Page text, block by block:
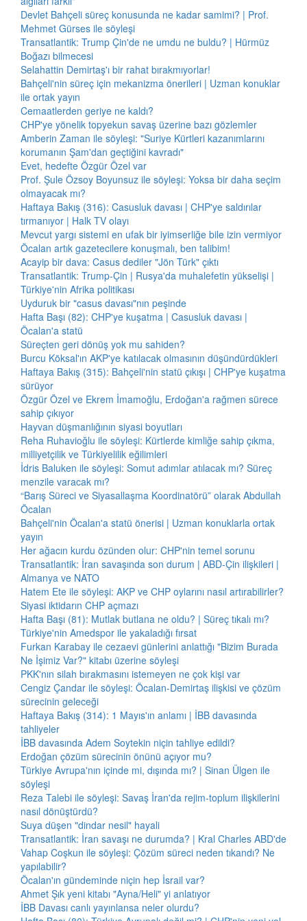
Devlet Bahçeli süreç konusunda ne kadar samimi? | Prof.
Mehmet Gürses ile söyleşi
Transatlantik: Trump Çin'de ne umdu ne buldu? | Hürmüz
Boğazı bilmecesi
Selahattin Demirtaş'ı bir rahat bırakmıyorlar!
Bahçeli'nin süreç için mekanizma önerileri | Uzman konuklar
ile ortak yayın
Cemaatlerden geriye ne kaldı?
CHP'ye yönelik topyekun savaş üzerine bazı gözlemler
Amberin Zaman ile söyleşi: "Suriye Kürtleri kazanımlarını
korumanın Şam'dan geçtiğini kavradı"
Evet, hedefte Özgür Özel var
Prof. Şule Özsoy Boyunsuz ile söyleşi: Yoksa bir daha seçim
olmayacak mı?
Haftaya Bakış (316): Casusluk davası | CHP'ye saldırılar
tırmanıyor | Halk TV olayı
Mevcut yargı sistemi en ufak bir iyimserliğe bile izin vermiyor
Öcalan artık gazetecilere konuşmalı, ben talibim!
Acayip bir dava: Casus dediler "Jön Türk" çıktı
Transatlantik: Trump-Çin | Rusya'da muhalefetin yükselişi |
Türkiye'nin Afrika politikası
Uyduruk bir "casus davası"nın peşinde
Hafta Başı (82): CHP'ye kuşatma | Casusluk davası |
Öcalan'a statü
Süreçten geri dönüş yok mu sahiden?
Burcu Köksal'ın AKP'ye katılacak olmasının düşündürdükleri
Haftaya Bakış (315): Bahçeli'nin statü çıkışı | CHP'ye kuşatma
sürüyor
Özgür Özel ve Ekrem İmamoğlu, Erdoğan'a rağmen sürece
sahip çıkıyor
Hayvan düşmanlığının siyasi boyutları
Reha Ruhavioğlu ile söyleşi: Kürtlerde kimliğe sahip çıkma,
milliyetçilik ve Türkiyelilik eğilimleri
İdris Baluken ile söyleşi: Somut adımlar atılacak mı? Süreç
menzile varacak mı?
“Barış Süreci ve Siyasallaşma Koordinatörü” olarak Abdullah
Öcalan
Bahçeli'nin Öcalan'a statü önerisi | Uzman konuklarla ortak
yayın
Her ağacın kurdu özünden olur: CHP'nin temel sorunu
Transatlantik: İran savaşında son durum | ABD-Çin ilişkileri |
Almanya ve NATO
Hatem Ete ile söyleşi: AKP ve CHP oylarını nasıl artırabilirler?
Siyasi iktidarın CHP açmazı
Hafta Başı (81): Mutlak butlana ne oldu? | Süreç tıkalı mı?
Türkiye'nin Amedspor ile yakaladığı fırsat
Furkan Karabay ile cezaevi günlerini anlattığı "Bizim Burada
Ne İşimiz Var?" kitabı üzerine söyleşi
PKK'nın silah bırakmasını istemeyen ne çok kişi var
Cengiz Çandar ile söyleşi: Öcalan-Demirtaş ilişkisi ve çözüm
sürecinin geleceği
Haftaya Bakış (314): 1 Mayıs'ın anlamı | İBB davasında
tahliyeler
İBB davasında Adem Soytekin niçin tahliye edildi?
Erdoğan çözüm sürecinin önünü açıyor mu?
Türkiye Avrupa'nın içinde mi, dışında mı? | Sinan Ülgen ile
söyleşi
Reza Talebi ile söyleşi: Savaş İran'da rejim-toplum ilişkilerini
nasıl dönüştürdü?
Suya düşen "dindar nesil" hayali
Transatlantik: İran savaşı ne durumda? | Kral Charles ABD'de
Vahap Coşkun ile söyleşi: Çözüm süreci neden tıkandı? Ne
yapılabilir?
Öcalan'ın gündeminde niçin hep İsrail var?
Ahmet Şık yeni kitabı "Ayna/Heli" yi anlatıyor
İBB Davası canlı yayınlansa neler olurdu?